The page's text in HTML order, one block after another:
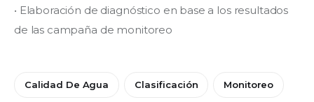
• Elaboración de diagnóstico en base a los resultados
de las campaña de monitoreo
Calidad De Agua Clasificación Monitoreo